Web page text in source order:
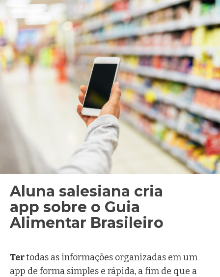
Aluna salesiana cria
app sobre o Guia
Alimentar Brasileiro
Tertodas as informações organizadas em um
app de forma simples e rápida, a fim de que a